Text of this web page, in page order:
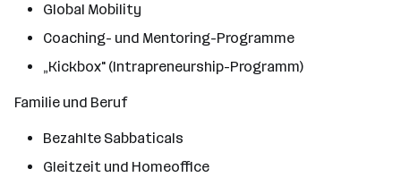
Global Mobility
Coaching- und Mentoring-Programme
„Kickbox" (Intrapreneurship-Programm)
Familie und Beruf
Bezahlte Sabbaticals
Gleitzeit und Homeoffice